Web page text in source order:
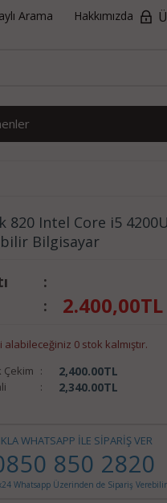
Arama Hakkımızda
820 Intel Core i5
Bilgisayar
:
: 2.400,00TL
0 stok kalmıştır.
Çekim : 2,400.00TL
: 2,340.00TL
WHATSAPP İLE SİPARİŞ VER
850 2820
Whatsapp Üzerinden de Sipariş